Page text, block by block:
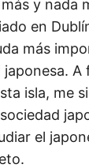
y nada
en
más
isla, me
el